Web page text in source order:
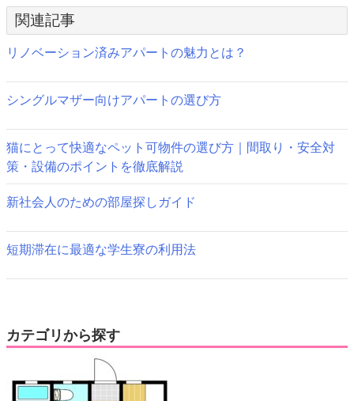
ゲ
ー
ョ
ン
関連記事
リノベーション済みアパートの魅力とは？
シングルマザー向けアパートの選び方
猫にとって快適なペット可物件の選び方｜間取り・安全対
策・設備のポイントを徹底解説
新社会人のための部屋探しガイド
短期滞在に最適な学生寮の利用法
カテゴリから探す